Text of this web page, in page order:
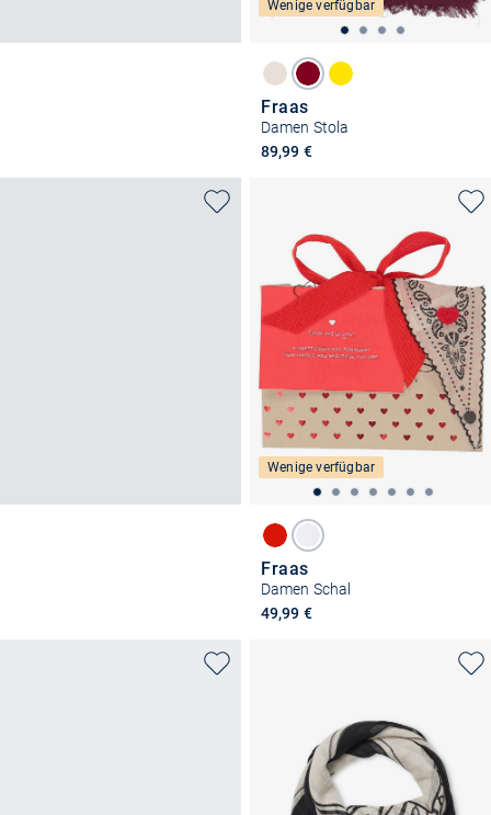
Wenige verfügbar
Fraas
Damen Stola
89,99 €
Wenige verfügbar
Fraas
Damen Schal
49,99 €